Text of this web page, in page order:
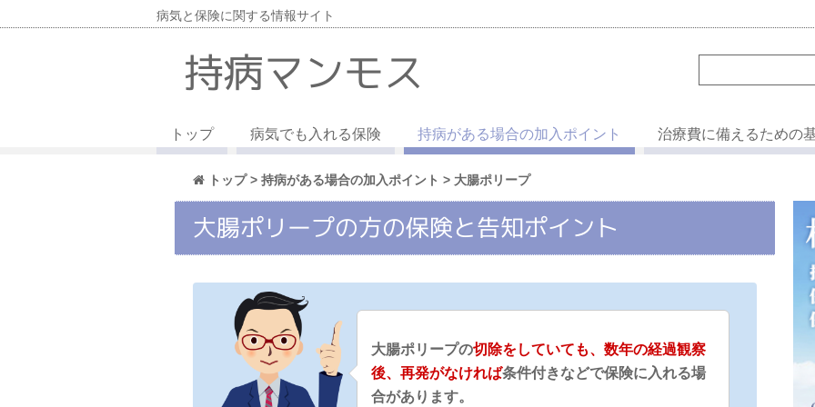
病気と保険に関する情報サイト
持病マンモス
トップ 病気でも入れる保険 持病がある場合の加入ポイント 治療費に備えるための
トップ> 持病がある場合の加入ポイント > 大腸ポリープ
大腸ポリープの方の保険と告知ポイント
大腸ポリープの切除をしていても、数年の経過観察
後、再発がなければ条件付きなどで保険に入れる場
合があります。